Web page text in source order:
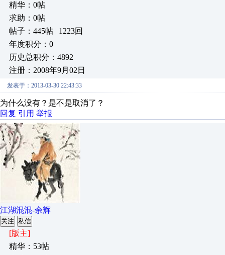
精华：0帖
求助：0帖
帖子：445帖 | 1223回
年度积分：0
历史总积分：4892
注册：2008年9月02日
发表于：2013-03-30 22:43:33
为什么没有？是不是取消了？
回复 引用 举报
江湖混混-余辉
关注 私信
[版主]
精华：53帖